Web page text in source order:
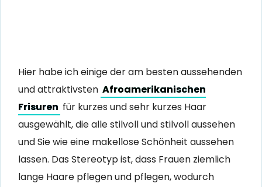
Hier habe ich einige der am besten aussehenden
und attraktivsten Afroamerikanischen
Frisuren für kurzes und sehr kurzes Haar
ausgewählt, die alle stilvoll und stilvoll aussehen
und Sie wie eine makellose Schönheit aussehen
lassen. Das Stereotyp ist, dass Frauen ziemlich
lange Haare pflegen und pflegen, wodurch